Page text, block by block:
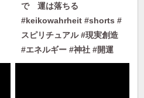
で 運は落ちる
#keikowahrheit #shorts #
スピリチュアル #現実創造
#エネルギー #神社 #開運